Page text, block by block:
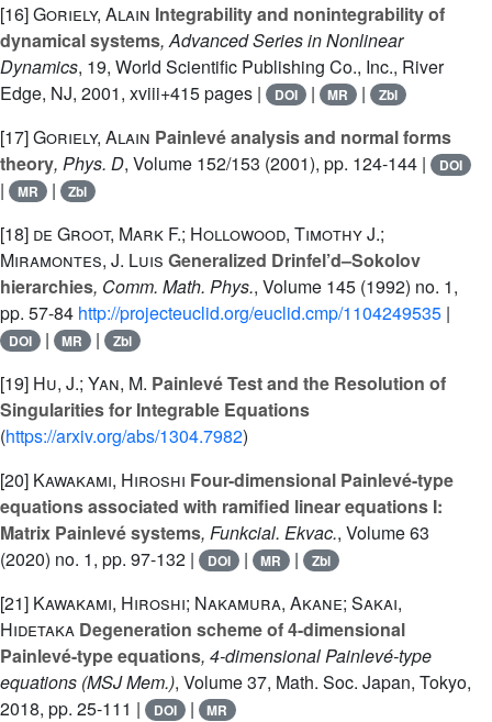
[16]Goriely, Alain Integrability and nonintegrability of
dynamical systems, Advanced Series in Nonlinear
Dynamics, 19, World Scientific Publishing Co., Inc., River
Edge, NJ, 2001, xviii+415 pages |
DOI | MR | Zbl
[17]Goriely, Alain Painlevé analysis and normal forms
theory, Phys. D, Volume 152/153 (2001), pp. 124-144 | DOI
| MR | Zbl
[18] de Groot, Mark F.; Hollowood, Timothy J.;
Miramontes, J. Luis Generalized Drinfel’d–Sokolov
hierarchies, Comm. Math. Phys., Volume 145 (1992) no. 1,
pp. 57-84 http://projecteuclid.org/euclid.cmp/1104249535 |
DOI | MR | Zbl
[19] Hu, J.; Yan, M. Painlevé Test and the Resolution of
Singularities for Integrable Equations
(https://arxiv.org/abs/1304.7982)
[20] Kawakami, Hiroshi Four-dimensional Painlevé-type
equations associated with ramified linear equations I:
Matrix Painlevé systems, Funkcial. Ekvac., Volume 63
(2020) no. 1, pp. 97-132 |
DOI | MR | Zbl
[21] Kawakami, Hiroshi; Nakamura, Akane; Sakai,
Hidetaka Degeneration scheme of 4-dimensional
Painlevé-type equations, 4-dimensional Painlevé-type
equations (MSJ Mem.), Volume 37, Math. Soc. Japan, Tokyo,
2018, pp. 25-111 |
DOI | MR